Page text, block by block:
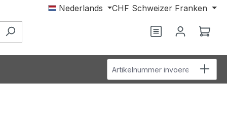
Nederlands CHF Schweizer Franken
Je hebt 0 items
Artikelnummer invoeren